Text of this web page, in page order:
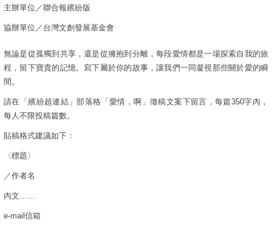
主辦單位／聯合報繽紛版
協辦單位／台灣文創發展基金會
無論是從孤獨到共享，還是從擁抱到分離，每段愛情都是一場探索自我的旅
程，留下寶貴的記憶。寫下屬於你的故事，讓我們一同凝視那些關於愛的瞬
間。
請在「繽紛超連結」部落格「愛情，啊」徵稿文案下留言，每篇350字內，
每人不限投稿篇數。
貼稿格式建議如下：
〈標題〉
／作者名
內文……
e-mail信箱